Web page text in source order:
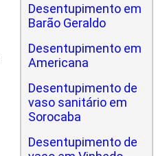
Desentupimento em
Barão Geraldo
Desentupimento em
Americana
Desentupimento de
vaso sanitário em
Sorocaba
Desentupimento de